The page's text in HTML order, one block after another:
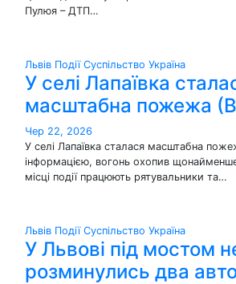
Пулюя – ДТП…
Львів Події Суспільство Україна
У селі Лапаївка
масштабна пожежа
Чер 22, 2026
У селі Лапаївка сталася масштабна
інформацією, вогонь охопив щонайменше
місці події працюють рятувальники та…
Львів Події Суспільство Україна
У Львові під мостом
розминулись два